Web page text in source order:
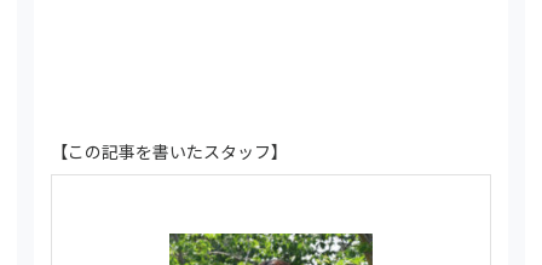
【この記事を書いたスタッフ】